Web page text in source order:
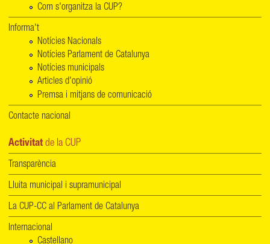
Com s'organitza la CUP?
Informa't
Notícies Nacionals
Notícies Parlament de Catalunya
Notícies municipals
Articles d'opinió
Premsa i mitjans de comunicació
Contacte nacional
Activitat de la CUP
Transparència
Lluita municipal i supramunicipal
La CUP-CC al Parlament de Catalunya
Internacional
Castellano